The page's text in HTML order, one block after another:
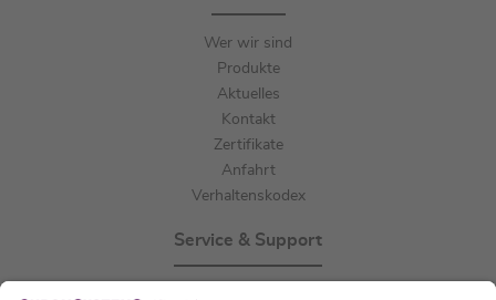
Wer wir sind
Produkte
Aktuelles
Kontakt
Zertifikate
Anfahrt
Verhaltenskodex
Service & Support